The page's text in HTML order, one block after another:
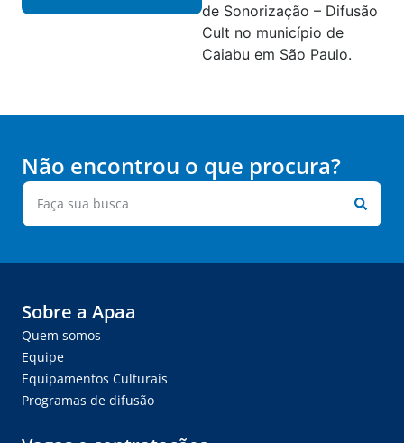
de Sonorização – Difusão
Cult no município de
Caiabu em São Paulo.
Não encontrou o que procura?
Sobre a Apaa
Quem somos
Equipe
Equipamentos Culturais
Programas de difusão